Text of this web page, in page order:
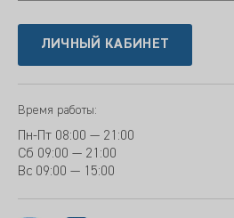
ЛИЧНЫЙ КАБИНЕТ
Время работы:
Пн-Пт 08:00 — 21:00
Сб 09:00 — 21:00
Вс 09:00 — 15:00